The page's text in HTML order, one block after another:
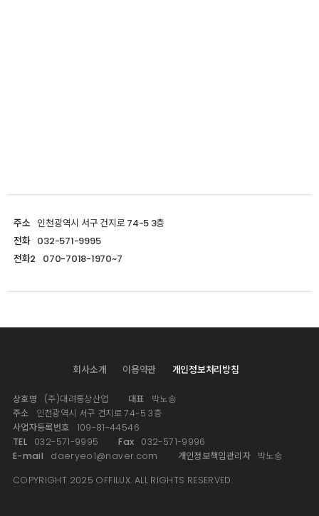
주소 인천광역시 서구 건지로 74-5 3층
전화 032-571-9995
전화2
070-7018-1970~7
회사소개 이용약관 개인정보처리방침
상호명 (주)대려통상산업 대표
박노송
주소
인천광역시 서구 건지로 74-5 3층
사업자등록번호
109-81-44546
TEL
032-571-9995 Fax
032-571-9996
E-mail
daeryeo1@naver.com 개인정보책임관리자
박노송
COPYRIGHT 2025 OFFILUX. ALL RIGHTS RESERVED.